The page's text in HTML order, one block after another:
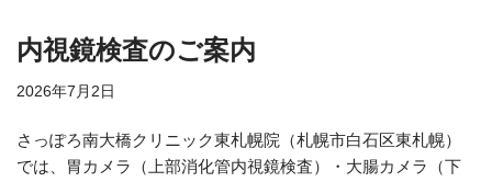
内視鏡検査のご案内
2026年7月2日
さっぽろ南大橋クリニック東札幌院（札幌市白石区東札幌）
では、胃カメラ（上部消化管内視鏡検査）・大腸カメラ（下